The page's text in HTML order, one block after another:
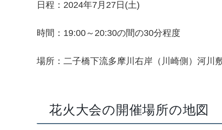
日程：2024年7月27日(土)
時間：19:00～20:30の間の30分程度
場所：二子橋下流多摩川右岸（川崎側）河川
花火大会の開催場所の地図